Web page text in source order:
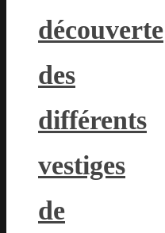
découverte
des
différents
vestiges
de